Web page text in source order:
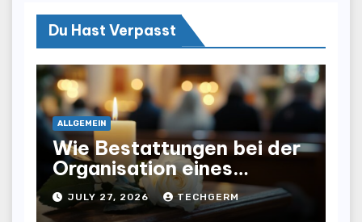
Du Hast Verpasst
ALLGEMEIN
Wie Bestattungen bei der
Organisation eines
würdevollen Abschieds
helfen
JULY 27, 2026 TECHGERM